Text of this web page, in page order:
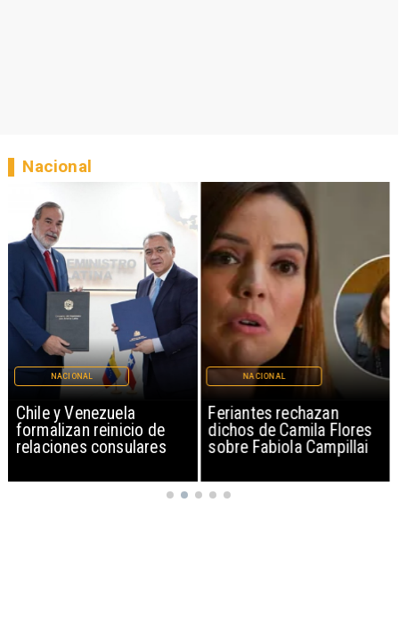
Chile y Venezuela
formalizan reinicio de
relaciones consulares
NACIONAL
Feriantes rechazan
dichos de Camila Flores
sobre Fabiola Campillai
NACIONAL
Nacional